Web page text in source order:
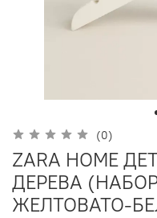
(0)
ZARA HOME
ДЕРЕВА
ЖЕЛТОВАТО-